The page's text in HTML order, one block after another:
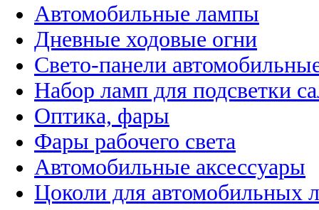
Автомобильные лампы
Дневные ходовые огни
Свето-панели
Набор ламп для подсветки
Оптика, фары
Фары рабочего света
Автомобильные аксессуары
Цоколи для автомобильных